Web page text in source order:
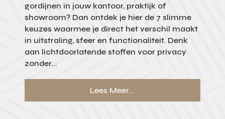
gordijnen in jouw kantoor, praktijk of
showroom? Dan ontdek je hier de 7 slimme
keuzes waarmee je direct het verschil maakt
in uitstraling, sfeer en functionaliteit. Denk
aan lichtdoorlatende stoffen voor privacy
zonder...
Lees Meer...